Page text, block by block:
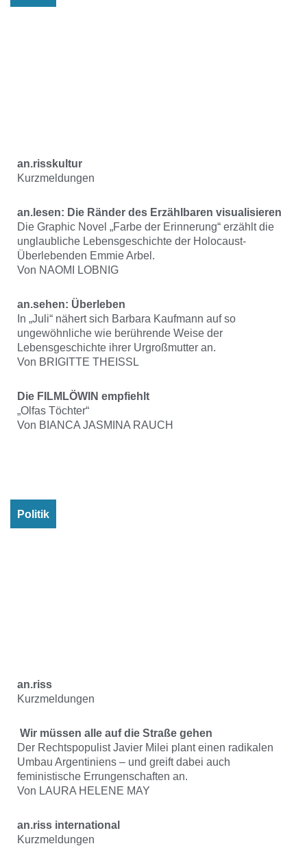
an.risskultur
Kurzmeldungen
an.lesen: Die Ränder des Erzählbaren visualisieren
Die Graphic Novel „Farbe der Erinnerung“ erzählt die
unglaubliche Lebensgeschichte der Holocaust-
Überlebenden Emmie Arbel.
Von NAOMI LOBNIG
an.sehen: Überleben
In „Juli“ nähert sich Barbara Kaufmann auf so
ungewöhnliche wie berührende Weise der
Lebensgeschichte ihrer Urgroßmutter an.
Von BRIGITTE THEISSL
Die FILMLÖWIN empfiehlt
„Olfas Töchter“
Von BIANCA JASMINA RAUCH
Politik
an.riss
Kurzmeldungen
Wir müssen alle auf die Straße gehen
Der Rechtspopulist Javier Milei plant einen radikalen
Umbau Argentiniens – und greift dabei auch
feministische Errungenschaften an.
Von LAURA HELENE MAY
an.riss international
Kurzmeldungen